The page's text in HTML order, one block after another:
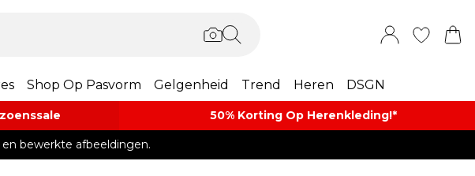
Shop Op Pasvorm Gelgenheid Trend Heren DSGN
50% Korting Op Herenkleding​!*​
bewerkte afbeeldingen.